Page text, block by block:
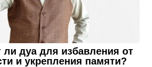
ли дуа для избавления от
и укрепления памяти?